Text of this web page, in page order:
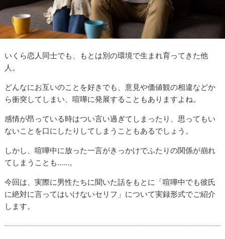
いくら恋人同士でも、もとは別の環境で生まれ育ってきた他
人。
どんなにお互いのことを好きでも、意見や価値観の相違などか
ら衝突してしまい、喧嘩に発展することもありますよね。
感情が昂っている時はつい言い過ぎてしまったり、思ってもい
ないことを口にしたりしてしまうこともあるでしょう。
しかし、喧嘩中に放った一言がきっかけでふたりの関係が崩れ
てしまうことも……。
今回は、実際に男性たちに聞いた話をもとに「喧嘩中でも彼氏
に絶対に言ってはいけないセリフ」について実録形式でご紹介
します。